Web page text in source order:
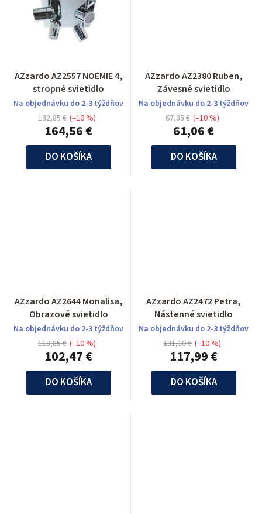
AZzardo AZ2557 NOEMIE 4,
stropné svietidlo
Na objednávku do 2-3 týždňov
164,56 €
182,85 € (–10 %)
DO KOŠÍKA
AZzardo AZ2380 Ruben,
Závesné svietidlo
Na objednávku do 2-3 týždňov
61,06 €
67,85 € (–10 %)
DO KOŠÍKA
AZzardo AZ2644 Monalisa,
Obrazové svietidlo
Na objednávku do 2-3 týždňov
102,47 €
113,85 € (–10 %)
DO KOŠÍKA
AZzardo AZ2472 Petra,
Nástenné svietidlo
Na objednávku do 2-3 týždňov
117,99 €
131,10 € (–10 %)
DO KOŠÍKA